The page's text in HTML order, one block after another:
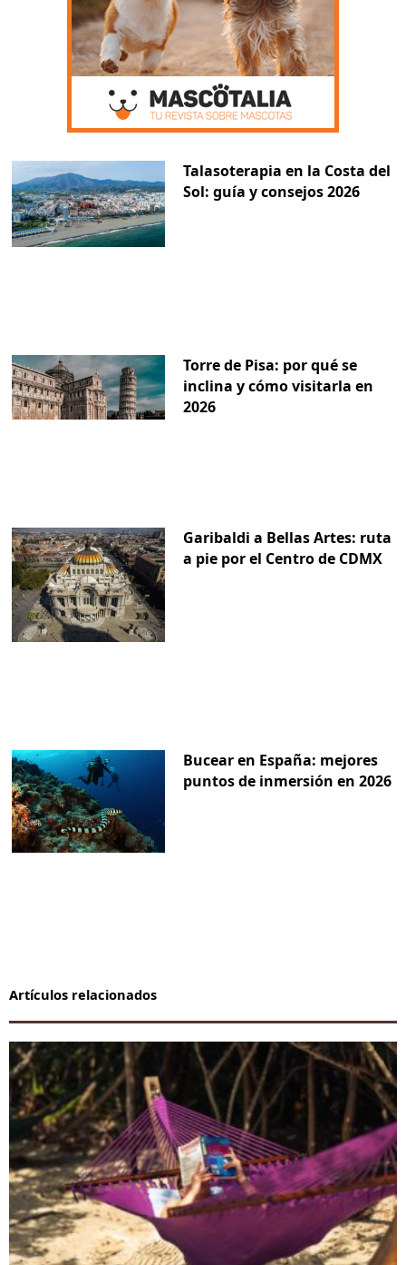
Talasoterapia en la Costa del
Sol: guía y consejos 2026
Torre de Pisa: por qué se
inclina y cómo visitarla en
2026
Garibaldi a Bellas Artes: ruta
a pie por el Centro de CDMX
Bucear en España: mejores
puntos de inmersión en 2026
Artículos relacionados